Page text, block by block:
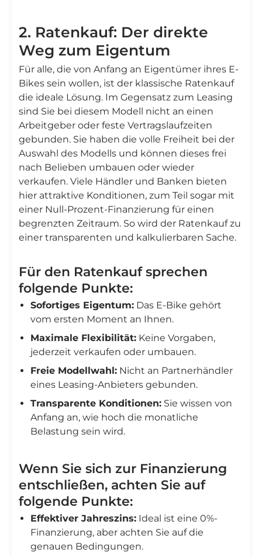
2. Ratenkauf: Der direkte
Weg zum Eigentum
Für alle, die von Anfang an Eigentümer ihres E-
Bikes sein wollen, ist der klassische Ratenkauf
die ideale Lösung. Im Gegensatz zum Leasing
sind Sie bei diesem Modell nicht an einen
Arbeitgeber oder feste Vertragslaufzeiten
gebunden. Sie haben die volle Freiheit bei der
Auswahl des Modells und können dieses frei
nach Belieben umbauen oder wieder
verkaufen. Viele Händler und Banken bieten
hier attraktive Konditionen, zum Teil sogar mit
einer Null-Prozent-Finanzierung für einen
begrenzten Zeitraum. So wird der Ratenkauf zu
einer transparenten und kalkulierbaren Sache.
Für den Ratenkauf sprechen
folgende Punkte:
Sofortiges Eigentum: Das E-Bike gehört
vom ersten Moment an Ihnen.
Maximale Flexibilität: Keine Vorgaben,
jederzeit verkaufen oder umbauen.
Freie Modellwahl: Nicht an Partnerhändler
eines Leasing-Anbieters gebunden.
Transparente Konditionen: Sie wissen von
Anfang an, wie hoch die monatliche
Belastung sein wird.
Wenn Sie sich zur Finanzierung
entschließen, achten Sie auf
folgende Punkte:
Effektiver Jahreszins: Ideal ist eine 0%-
Finanzierung, aber achten Sie auf die
genauen Bedingungen.